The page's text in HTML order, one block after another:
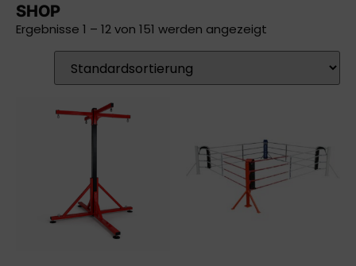
SHOP
Ergebnisse 1 – 12 von 151 werden angezeigt